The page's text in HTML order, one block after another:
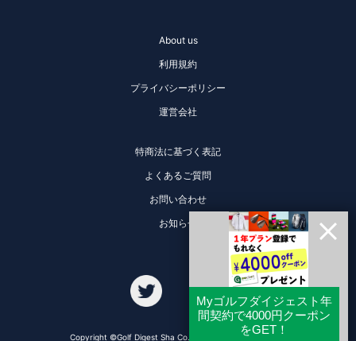
About us
利用規約
プライバシーポリシー
運営会社
特商法に基づく表記
よくあるご質問
お問い合わせ
お知らせ
Copyright ©Golf Digest Sha Co., Ltd. All Rights Reserved.